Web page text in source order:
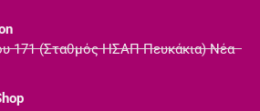
171 (Σταθμός ΗΣΑΠ Πευκάκια) Νέα